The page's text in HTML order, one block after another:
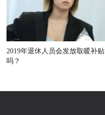
2019年退休人员会发放取暖补贴
吗？